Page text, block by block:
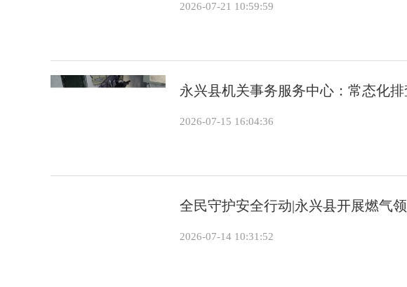
2026-07-21 10:59:59
永兴县机关事务服务中心：常态化
2026-07-15 16:04:36
全民守护安全行动|永兴县开展燃气
2026-07-14 10:31:52